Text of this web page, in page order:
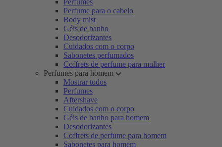
Perfumes
Perfume para o cabelo
Body mist
Géis de banho
Desodorizantes
Cuidados com o corpo
Sabonetes perfumados
Coffrets de perfume para mulher
Perfumes para homem
Mostrar todos
Perfumes
Aftershave
Cuidados com o corpo
Géis de banho para homem
Desodorizantes
Coffrets de perfume para homem
Sabonetes para homem